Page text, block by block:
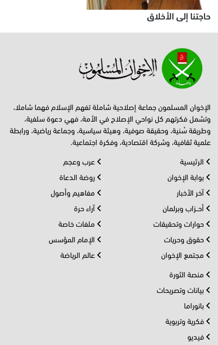
حاجتنا إلى الأخلاق
الإخوان المسلمون جماعة إصلاحية شاملة تفهم الإسلام فهما شاملا،
وتشمل فكرتهم كل نواحي الإصلاح في الأمة، فهي دعوة سلفية،
وطريقة سُنية، وحقيقة صوفية، وهيئة سياسية، وجماعة رياضية، ورابطة
علمية ثقافية، وشركة اقتصادية، وفكرة اجتماعية.
الرئيسية
بوابة الإخوان
آخر الأخبار
أحــزاب وبرلمان
حوارات وتحقيقات
حقوق وحريات
مجتمع الإخوان
عرب وعجم
روضة الدعاة
مفاهيم وأصول
آراء حرة
ملفات خاصة
الإمام المؤسس
عالم الرياضة
منصة الثورة
بيانات وتصريحات
بانوراما
فكرية وتربوية
فيديو